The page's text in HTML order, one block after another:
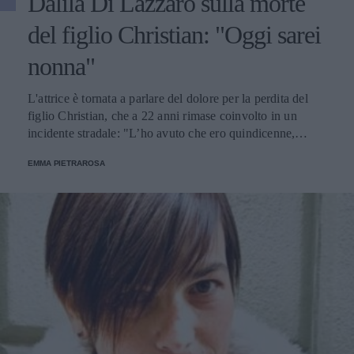
del figlio Christian: "Oggi sarei
nonna"
L'attrice è tornata a parlare del dolore per la perdita del
figlio Christian, che a 22 anni rimase coinvolto in un
incidente stradale: "L’ho avuto che ero quindicenne,
EMMA PIETRAROSA